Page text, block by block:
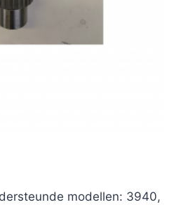
modellen: 3940,